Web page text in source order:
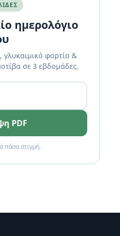
ημερολόγιο
φορτίο &
σε 3 εβδομάδες.
PDF
πάσα στιγμή.